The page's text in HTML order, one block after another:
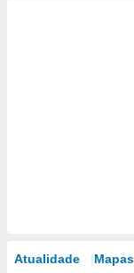
Atualidade